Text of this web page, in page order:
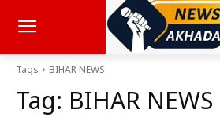
Tags BIHAR NEWS
Tag: BIHAR NEWS